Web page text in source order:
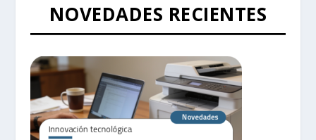
NOVEDADES RECIENTES